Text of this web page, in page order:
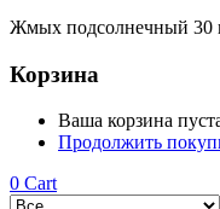
Жмых подсолнечный 30
Корзина
Ваша корзина
Продолжить
0 Cart